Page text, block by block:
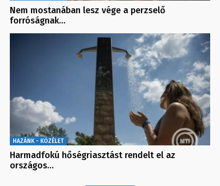
Nem mostanában lesz vége a perzselő
forróságnak…
HAZÁNK - KÖZÉLET
Harmadfokú hőségriasztást rendelt el az
országos…